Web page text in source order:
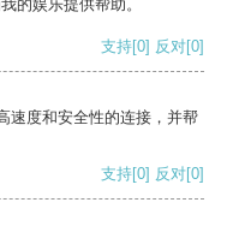
的娱乐提供帮助。
支持[0] 反对[0]
速度和安全性的连接，并帮
支持[0] 反对[0]